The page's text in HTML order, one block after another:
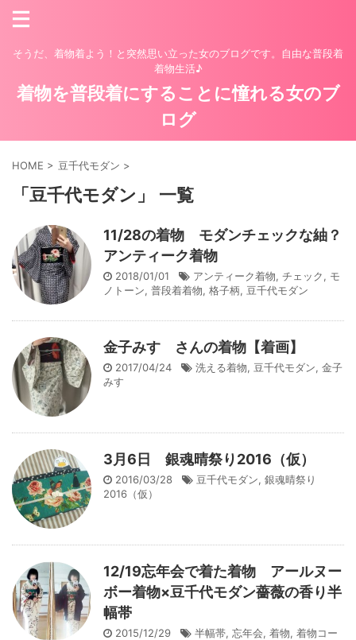
そうだ、着物着よう！と突然思い立った女のブログです。自由な普段着
着物生活♪
着物を普段着にすることに憧れる女のブ
ログ
HOME > 豆千代モダン >
「豆千代モダン」 一覧
11/28の着物 モダンチェックな紬？
アンティーク着物
2018/01/01 アンティーク着物, チェック, モ
ノトーン, 普段着着物, 格子柄, 豆千代モダン
金子みすゞさんの着物【着画】
2017/04/24 洗える着物, 豆千代モダン, 金子
みすゞ
3月6日 銀魂晴祭り2016（仮）
2016/03/28 豆千代モダン, 銀魂晴祭り
2016（仮）
12/19忘年会で着た着物 アールヌー
ボー着物×豆千代モダン薔薇の香り半
幅帯
2015/12/29 半幅帯, 忘年会, 着物, 着物コー